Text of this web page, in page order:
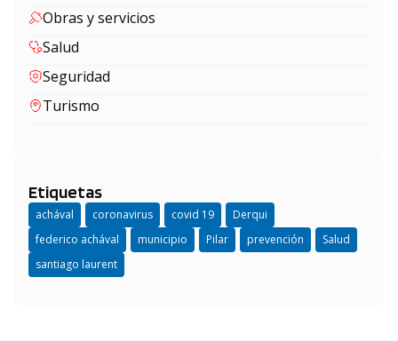
Obras y servicios
Salud
Seguridad
Turismo
Etiquetas
achával coronavirus covid 19
Derqui
federico achával
municipio Pilar prevención
Salud
santiago laurent